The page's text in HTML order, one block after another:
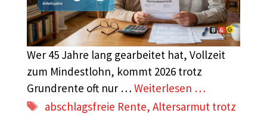
Wer 45 Jahre lang gearbeitet hat, Vollzeit
zum Mindestlohn, kommt 2026 trotz
Grundrente oft nur … Weiterlesen …
Schlagwörter
abschlagsfreie Rente,Altersarmut trotz